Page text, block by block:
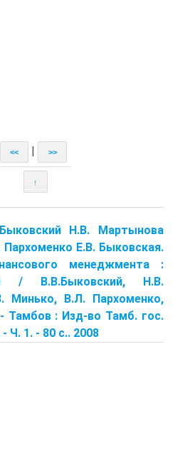
<< >>
↑
Н.В. Мартынова
Е.В. Быковская.
менеджмента :
/ В.В.Быковский, Н.В.
Минько, В.Л. Пархоменко,
Тамбов : Изд-во Тамб. гос.
Ч. 1. - 80 с.. 2008